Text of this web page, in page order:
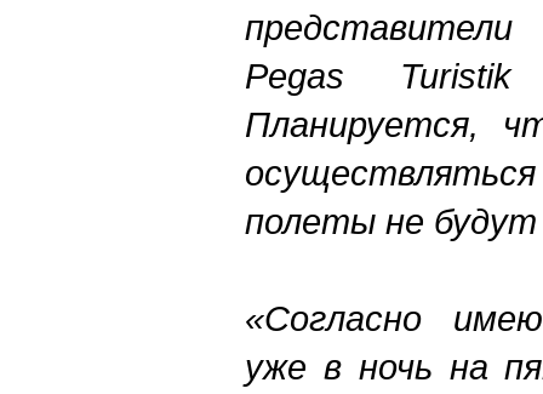
Pegas
Планируется,
полеты не будут
«Согласно
уже в ночь на